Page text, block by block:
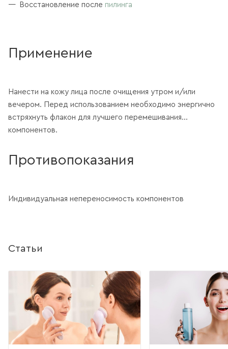
Восстановление после пилинга
Применение
Нанести на кожу лица после очищения утром и/или
вечером. Перед использованием необходимо энергично
встряхнуть флакон для лучшего перемешивания
компонентов.
Противопоказания
Индивидуальная непереносимость компонентов
Статьи